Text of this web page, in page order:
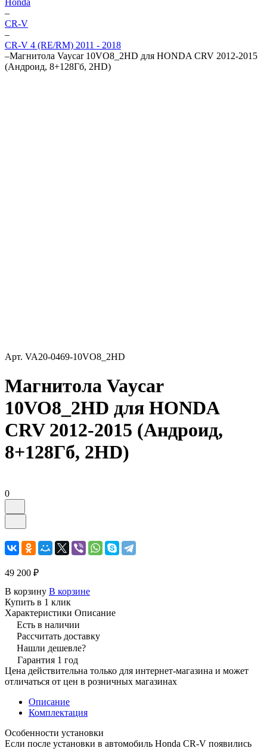
Honda
–
CR-V
–
CR-V 4 (RE/RM) 2011 - 2018
–Магнитола Vaycar 10VO8_2HD для HONDA CRV 2012-2015
(Андроид, 8+128Гб, 2HD)
Арт. VA20-0469-10VO8_2HD
Магнитола Vaycar
10VO8_2HD для HONDA
CRV 2012-2015 (Андроид,
8+128Гб, 2HD)
0
49 200 ₽
В корзину В корзине
Купить в 1 клик
Характеристики Описание
Есть в наличии
Рассчитать доставку
Нашли дешевле?
Гарантия 1 год
Цена действительна только для интернет-магазина и может
отличаться от цен в розничных магазинах
Описание
Комплектация
Особенности установки
Если после установки в автомобиль Honda CR-V появились